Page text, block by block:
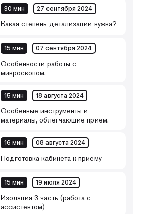
30 мин 27 сентября 2024
Какая степень детализации нужна?
15 мин 07 сентября 2024
Особенности работы с
микроскопом.
15 мин 18 августа 2024
Особенные инструменты и
материалы, облегчающие прием.
16 мин 08 августа 2024
Подготовка кабинета к приему
15 мин 19 июля 2024
Изоляция 3 часть (работа с
ассистентом)